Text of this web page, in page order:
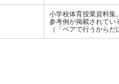
小学校体育授業資料集
参考例が掲載されてい
（「ペアで行うから